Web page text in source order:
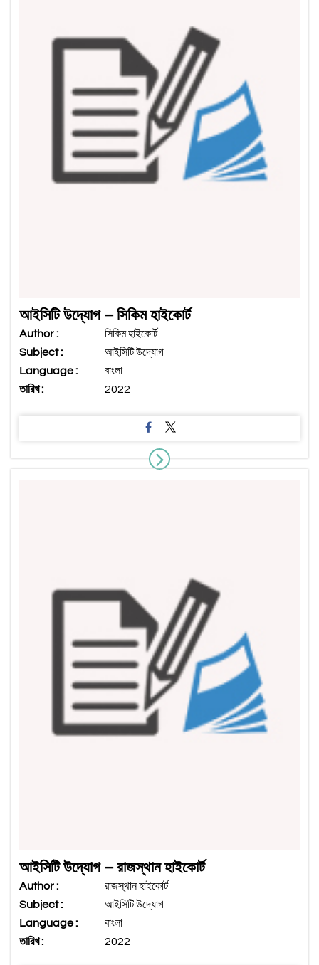
আইসিটি উদ্যোগ – সিকিম হাইকোর্ট
Author :
সিকিম হাইকোর্ট
Subject :
আইসিটি উদ্যোগ
Language :
বাংলা
তারিখ :
2022
আইসিটি উদ্যোগ – রাজস্থান হাইকোর্ট
Author :
রাজস্থান হাইকোর্ট
Subject :
আইসিটি উদ্যোগ
Language :
বাংলা
তারিখ :
2022